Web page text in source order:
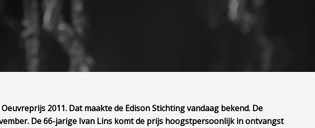
2011. Dat maakte de Edison Stichting vandaag bekend. De
De 66-jarige Ivan Lins komt de prijs hoogstpersoonlijk in ontvangst